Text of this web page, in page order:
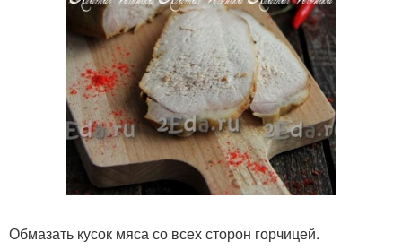
Обмазать кусок мяса со всех сторон горчицей.